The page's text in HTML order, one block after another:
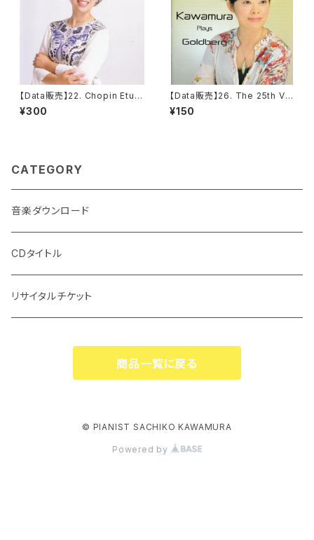
【Data販売】22. Chopin Etud
e op.25 no.10 in B minor 'O
ctave'
¥300
【Data販売】26. The 25th Var
iation from The Goldberg
Variationen, BWV 988
¥150
CATEGORY
音楽ダウンロード
CDタイトル
リサイタルチケット
商品一覧に戻る
© PIANIST SACHIKO KAWAMURA
Powered by